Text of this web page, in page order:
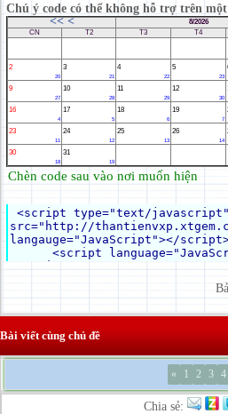
Chú ý code có thể không hỗ trợ trên
<< < 8/2026
CN T2 T3 T4
2
20
3
21
4
22
5
23
9
27
10
28
11
29
12
30
16
4
17
5
18
6
19
7
23
11
24
12
25
13
26
14
30
18
31
19
Chèn code sau vào nơi muốn hiện
Bài viết cùng chủ đề
« 1 2 3 4
Chia sẻ: